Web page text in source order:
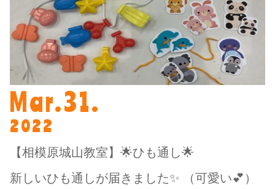
Mar.31.
2022
【相模原城山教室】🌟ひも通し🌟
新しいひも通しが届きました✨ （可愛い💕）